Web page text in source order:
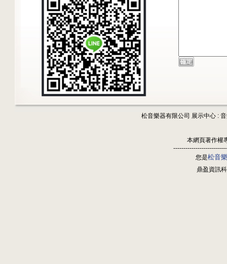
松音樂器有限公司 展示中心 :
本網頁著作權
您是松音
鼎盈資訊